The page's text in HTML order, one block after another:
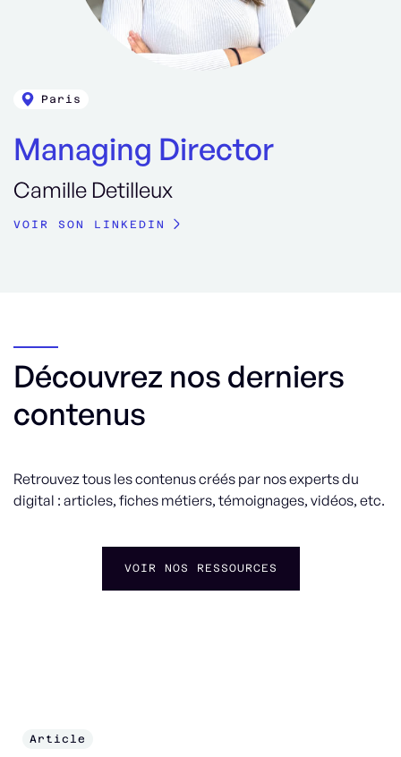
Paris
Managing Director
Camille Detilleux
VOIR SON LINKEDIN
Découvrez nos derniers
contenus
Retrouvez tous les contenus créés par nos experts du
digital : articles, fiches métiers, témoignages, vidéos, etc.
VOIR NOS RESSOURCES
Article